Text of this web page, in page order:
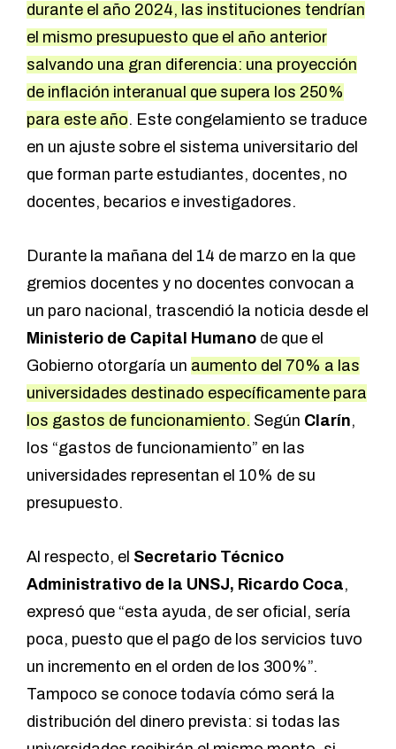
durante el año 2024, las instituciones tendrían
el mismo presupuesto que el año anterior
salvando una gran diferencia: una proyección
de inflación interanual que supera los 250%
para este año. Este congelamiento se traduce
en un ajuste sobre el sistema universitario del
que forman parte estudiantes, docentes, no
docentes, becarios e investigadores.
Durante la mañana del 14 de marzo en la que
gremios docentes y no docentes convocan a
un paro nacional, trascendió la noticia desde el
Ministerio de Capital Humano de que el
Gobierno otorgaría un aumento del 70% a las
universidades destinado específicamente para
los gastos de funcionamiento. Según Clarín,
los “gastos de funcionamiento” en las
universidades representan el 10% de su
presupuesto.
Al respecto, el Secretario Técnico
Administrativo de la UNSJ, Ricardo Coca,
expresó que “esta ayuda, de ser oficial, sería
poca, puesto que el pago de los servicios tuvo
un incremento en el orden de los 300%”.
Tampoco se conoce todavía cómo será la
distribución del dinero prevista: si todas las